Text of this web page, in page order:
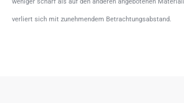
verliert sich mit zunehmendem Betrachtungsabstand.